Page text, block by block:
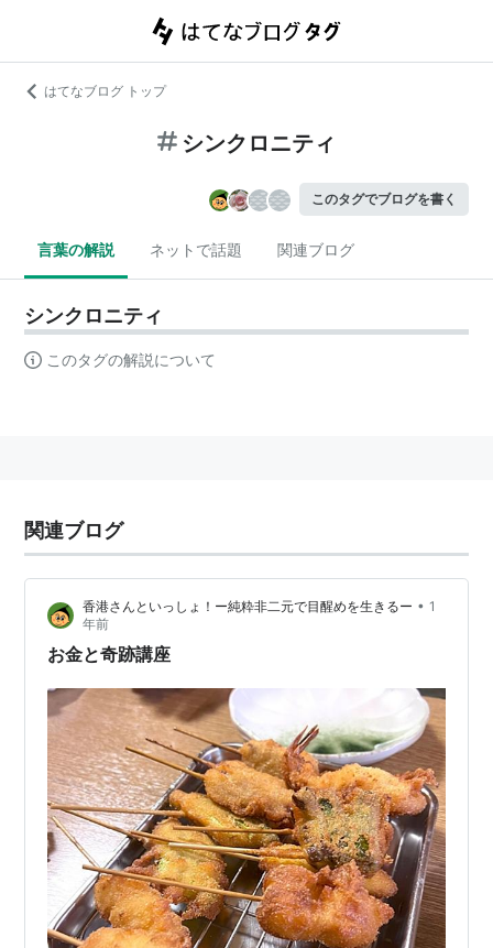
はてなブログ トップ
シンクロニティ
このタグでブログを書く
言葉の解説 ネットで話題 関連ブログ
シンクロニティ
このタグの解説について
関連ブログ
香港さんといっしょ！ー純粋非二元で目醒めを生きるー • 1
年前
お金と奇跡講座